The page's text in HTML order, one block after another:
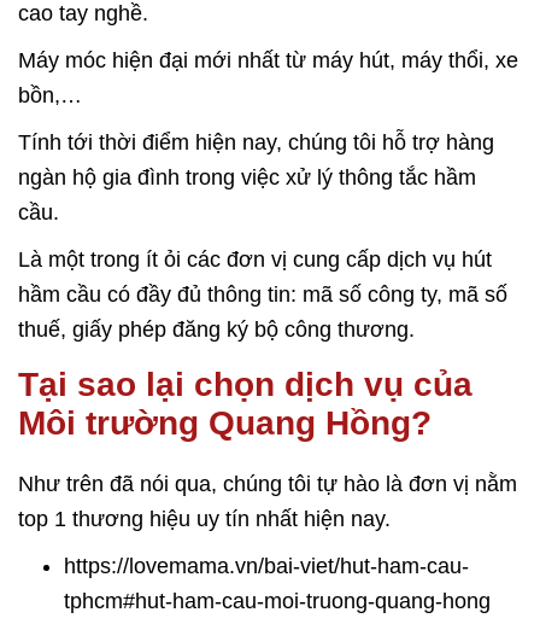
cao tay nghề.
Máy móc hiện đại mới nhất từ máy hút, máy thổi, xe
bồn,…
Tính tới thời điểm hiện nay, chúng tôi hỗ trợ hàng
ngàn hộ gia đình trong việc xử lý thông tắc hầm
cầu.
Là một trong ít ỏi các đơn vị cung cấp dịch vụ hút
hầm cầu có đầy đủ thông tin: mã số công ty, mã số
thuế, giấy phép đăng ký bộ công thương.
Tại sao lại chọn dịch vụ của
Môi trường Quang Hồng?
Như trên đã nói qua, chúng tôi tự hào là đơn vị nằm
top 1 thương hiệu uy tín nhất hiện nay.
https://lovemama.vn/bai-viet/hut-ham-cau-
tphcm#hut-ham-cau-moi-truong-quang-hong